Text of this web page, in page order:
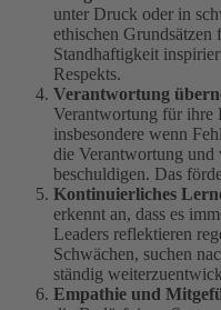
unter Druck oder in
ethischen Grundsätzen
Standhaftigkeit
Respekts.
Verantwortung
Verantwortung für ihre
insbesondere wenn
die Verantwortung und
beschuldigen. Das
Kontinuierliches
erkennt an, dass es
Leaders reflektieren
Schwächen, suchen
ständig
Empathie und